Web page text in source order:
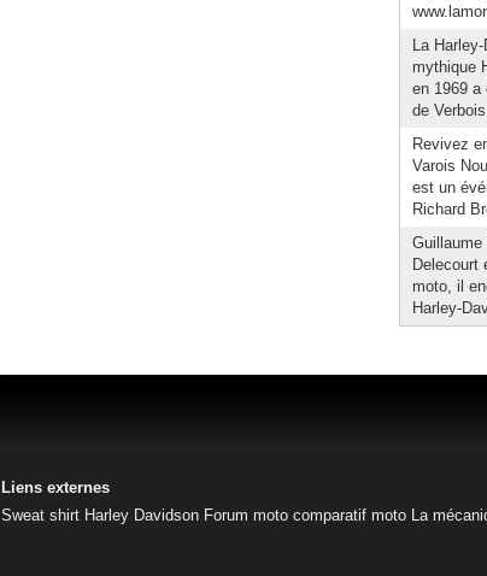
La
mythique
en 1969 a
de
Revivez
Varois
est un
Richard
Guillaume
Delecourt
moto, il
Harley-
Liens externes
Sweat shirt Harley Davidson Forum moto comparatif moto La